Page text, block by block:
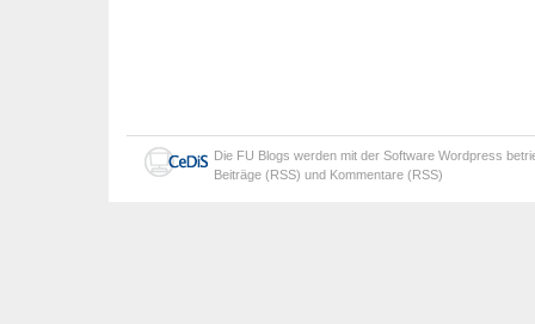
Die FU Blogs werden mit der Software Wordpress
Beiträge (RSS) und Kommentare (RSS)